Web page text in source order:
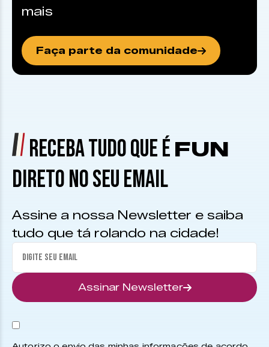
mais
Faça parte da comunidade
RECEBA TUDO QUE É FUN
DIRETO NO SEU EMAIL
Assine a nossa Newsletter e saiba
tudo que tá rolando na cidade!
Assinar Newsletter